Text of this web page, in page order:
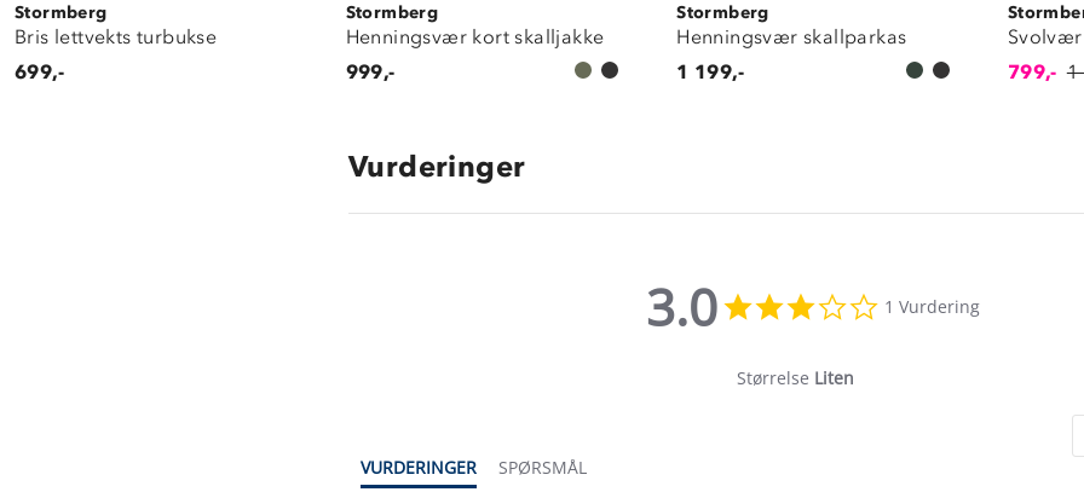
Stormberg
Bris lettvekts turbukse
699,-
Stormberg
Henningsvær kort skalljakke
999,-
Stormberg
Henningsvær skallparkas
1 199,-
799,- 1
Vurderinger
3.0
star
1 Vurdering
Størrelse Liten
VURDERINGER SPØRSMÅL